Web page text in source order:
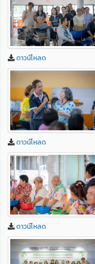
ดาวน์โหลด
ดาวน์โหลด
ดาวน์โหลด